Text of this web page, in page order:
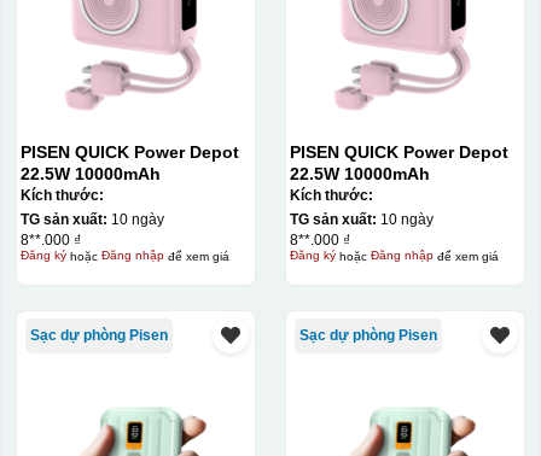
PISEN QUICK Power Depot
22.5W 10000mAh
Kích thước:
TG sản xuất: 10 ngày
8**.000 ₫
Đăng kýhoặc Đăng nhậpđể xem giá
PISEN QUICK Power Depot
22.5W 10000mAh
Kích thước:
TG sản xuất: 10 ngày
8**.000 ₫
Đăng kýhoặc Đăng nhậpđể xem giá
Sạc dự phòng Pisen Sạc dự phòng Pisen